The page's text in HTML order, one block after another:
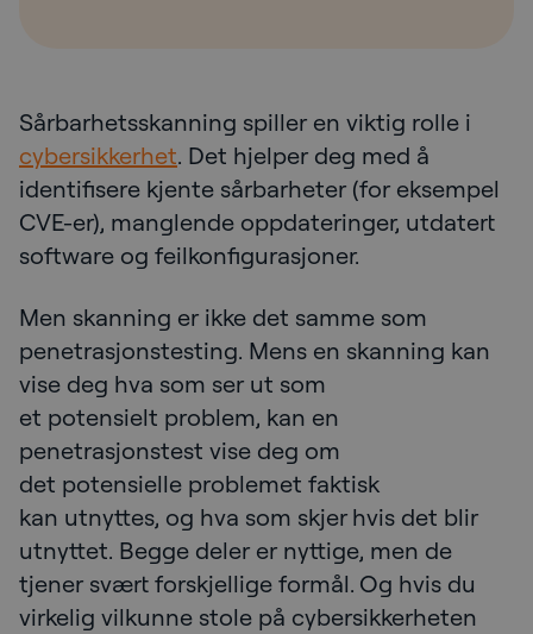
Sårbarhetsskanning spiller en viktig rolle i
cybersikkerhet. Det hjelper deg med å
identifisere kjente sårbarheter (for eksempel
CVE-er), manglende oppdateringer, utdatert
software og feilkonfigurasjoner.
Men skanning er ikke det samme som
penetrasjonstesting. Mens en skanning kan
vise deg hva som ser ut som
et potensielt problem, kan en
penetrasjonstest vise deg om
det potensielle problemet faktisk
kan utnyttes, og hva som skjer hvis det blir
utnyttet. Begge deler er nyttige, men de
tjener svært forskjellige formål. Og hvis du
virkelig vilkunne stole på cybersikkerheten